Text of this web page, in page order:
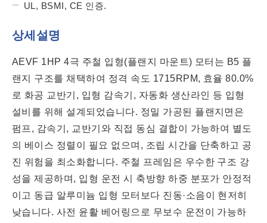
UL, BSMI, CE 인증.
상세설명
AEVF 1HP 4극 주철 입형(플랜지 마운트) 모터는 B5 플
랜지 구조를 채택하여 정격 속도 1715RPM, 효율 80.0%
로 화공 교반기, 입형 감속기, 자동화 생산라인 등 입형
설비를 위해 설계되었습니다. 정밀 가공된 플랜지면은
펌프, 감속기, 교반기와 직접 동심 결합이 가능하여 별도
의 베이스 정렬이 필요 없으며, 조립 시간을 단축하고 공
진 위험을 최소화합니다. 주철 프레임은 우수한 구조 강
성을 제공하며, 입형 운전 시 축방향 하중 분포가 안정적
이고 동급 알루미늄 입형 모터보다 진동·소음이 현저히
낮습니다. 사전 윤활 베어링으로 무보수 운전이 가능하